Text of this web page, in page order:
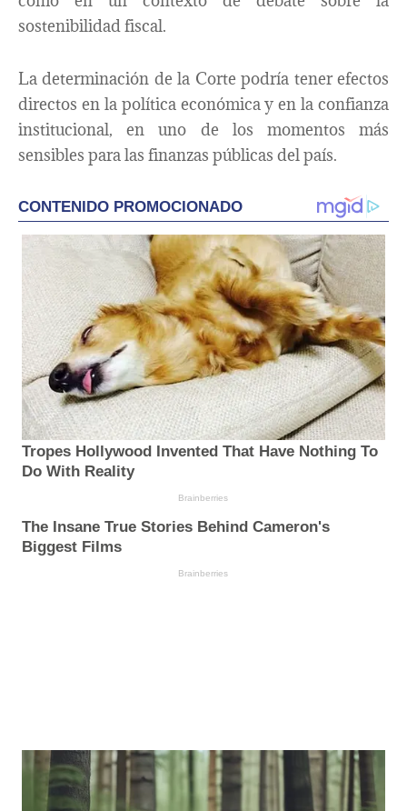
sostenibilidad fiscal.
La determinación de la Corte podría tener efectos
directos en la política económica y en la confianza
institucional, en uno de los momentos más
sensibles para las finanzas públicas del país.